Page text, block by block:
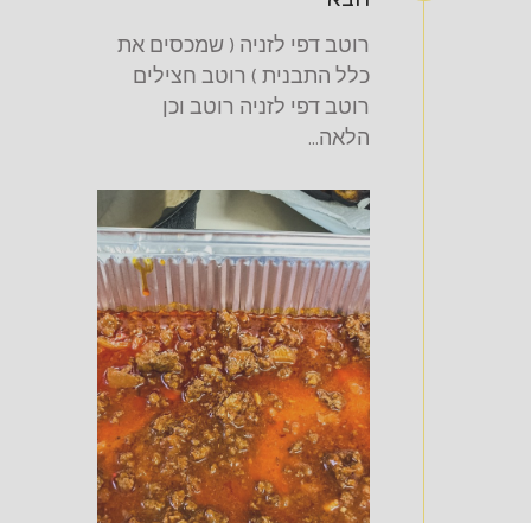
רוטב דפי לזניה ( שמכסים את
כלל התבנית ) רוטב חצילים
רוטב דפי לזניה רוטב וכן
הלאה...